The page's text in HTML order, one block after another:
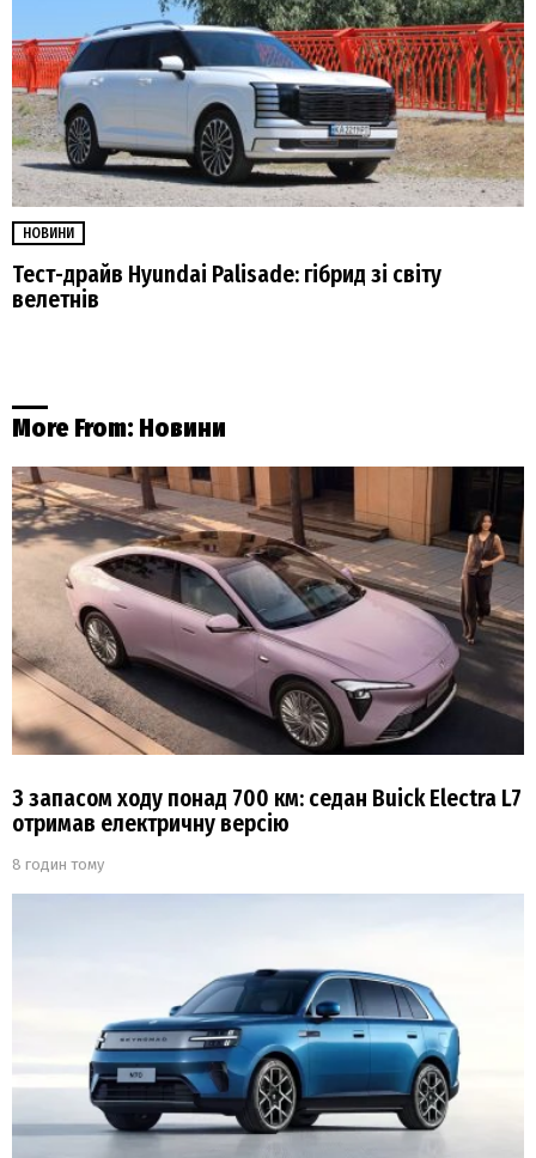
НОВИНИ
Тест-драйв Hyundai Palisade: гібрид зі світу
велетнів
More From: Новини
З запасом ходу понад 700 км: седан Buick Electra L7
отримав електричну версію
8 годин тому